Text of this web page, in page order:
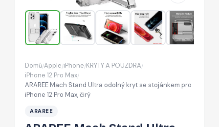
se
stojánkem
pro
iPhone
Max,
Domů/Apple/iPhone/KRYTY A POUZDRA/
iPhone 12 Pro Max/
ARAREE Mach Stand Ultra odolný kryt se stojánkem pro
iPhone 12 Pro Max, čirý
ARAREE